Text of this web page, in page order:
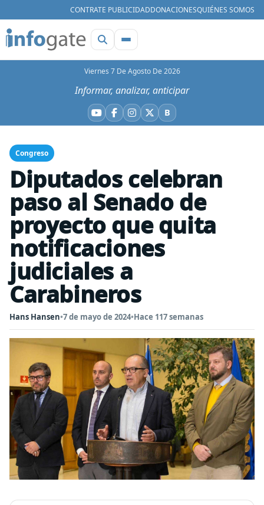
CONTRATE PUBLICIDADDONACIONESQUIÉNES SOMOS
Viernes 7 De Agosto De 2026
Informar, analizar, anticipar
YouTube
Facebook
Instagram
X BBluesky
Congreso
Diputados celebran
paso al Senado de
proyecto que quita
notificaciones
judiciales a
Carabineros
Hans Hansen•7 de mayo de 2024•Hace 117 semanas